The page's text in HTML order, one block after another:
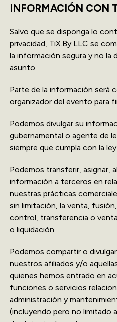
INFORMACIÓN CON
Salvo que se disponga lo
privacidad, TiX.By LLC se
la información segura y no la
asunto.
Parte de la información será
organizador del evento para
Podemos divulgar su
gubernamental o agente de
siempre que cumpla con la
Podemos transferir, asignar,
información a terceros en
nuestras prácticas
sin limitación, la venta,
control, transferencia o
o liquidación.
Podemos compartir o
nuestros afiliados y/o
quienes hemos entrado en
funciones o servicios
administración y
(incluyendo pero no limitado